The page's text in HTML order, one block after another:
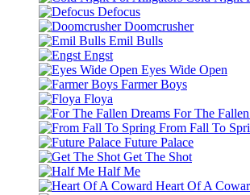
Defocus
Doomcrusher
Emil Bulls
Engst
Eyes Wide Open
Farmer Boys
Floya
For The
From Fall To
Future Palace
Get The Shot
Half Me
Heart Of A